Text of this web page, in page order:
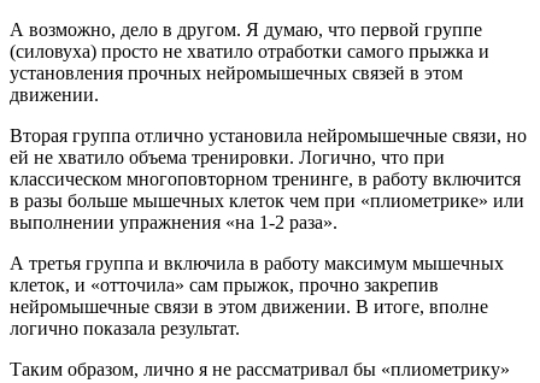
А возможно, дело в другом. Я думаю, что первой группе
(силовуха) просто не хватило отработки самого прыжка и
установления прочных нейромышечных связей в этом
движении.
Вторая группа отлично установила нейромышечные связи, но
ей не хватило объема тренировки. Логично, что при
классическом многоповторном тренинге, в работу включится
в разы больше мышечных клеток чем при «плиометрике» или
выполнении упражнения «на 1-2 раза».
А третья группа и включила в работу максимум мышечных
клеток, и «отточила» сам прыжок, прочно закрепив
нейромышечные связи в этом движении. В итоге, вполне
логично показала результат.
Таким образом, лично я не рассматривал бы «плиометрику»